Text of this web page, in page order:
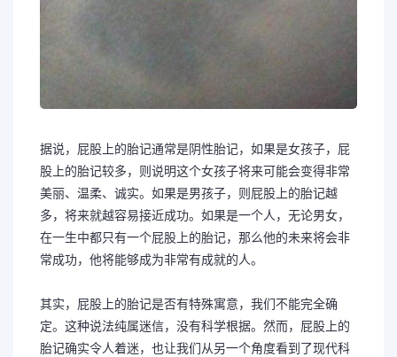
据说，屁股上的胎记通常是阴性胎记，如果是女孩子，屁
股上的胎记较多，则说明这个女孩子将来可能会变得非常
美丽、温柔、诚实。如果是男孩子，则屁股上的胎记越
多，将来就越容易接近成功。如果是一个人，无论男女，
在一生中都只有一个屁股上的胎记，那么他的未来将会非
常成功，他将能够成为非常有成就的人。
其实，屁股上的胎记是否有特殊寓意，我们不能完全确
定。这种说法纯属迷信，没有科学根据。然而，屁股上的
胎记确实令人着迷，也让我们从另一个角度看到了现代科